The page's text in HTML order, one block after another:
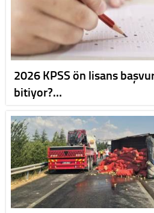
2026 KPSS ön lisans
bitiyor?…